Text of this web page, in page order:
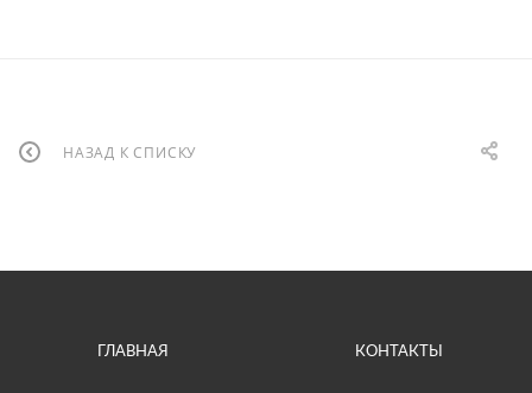
НАЗАД К СПИСКУ
ГЛАВНАЯ КОНТАКТЫ